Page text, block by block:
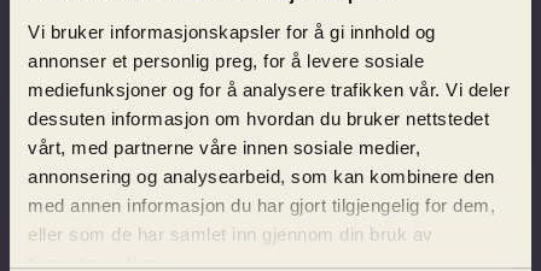
Vi bruker informasjonskapsler for å gi innhold og
annonser et personlig preg, for å levere sosiale
mediefunksjoner og for å analysere trafikken vår. Vi deler
dessuten informasjon om hvordan du bruker nettstedet
vårt, med partnerne våre innen sosiale medier,
annonsering og analysearbeid, som kan kombinere den
med annen informasjon du har gjort tilgjengelig for dem,
eller som de har samlet inn gjennom din bruk av
tjenestene deres.
Organisasjonsnummer: 979166583
Bli medlem
Bli medlem i Kinoklubben og se minst
12 gode filmer på kino til halv pris hvert
over 120 kinoer